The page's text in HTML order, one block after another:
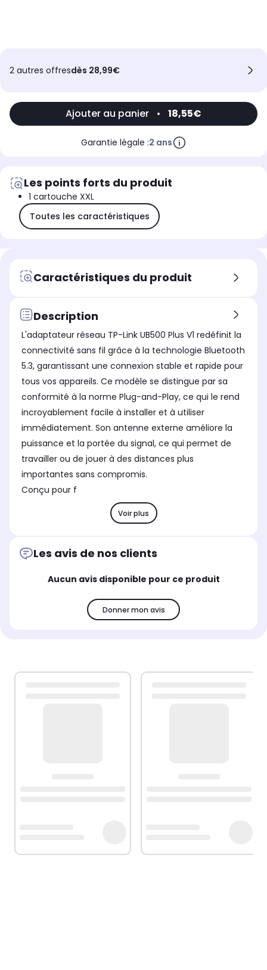
2 autres offresdès 28,99€
Ajouter au panier • 18,55€
Garantie légale :2 ans
Les points forts du produit
1 cartouche XXL
Toutes les caractéristiques
Caractéristiques du produit
Description
L'adaptateur réseau TP-Link UB500 Plus V1 redéfinit la
connectivité sans fil grâce à la technologie Bluetooth
5.3, garantissant une connexion stable et rapide pour
tous vos appareils. Ce modèle se distingue par sa
conformité à la norme Plug-and-Play, ce qui le rend
incroyablement facile à installer et à utiliser
immédiatement. Son antenne externe améliore la
puissance et la portée du signal, ce qui permet de
travailler ou de jouer à des distances plus
importantes sans compromis.
Conçu pour f
Voir plus
Les avis de nos clients
Aucun avis disponible pour ce produit
Donner mon avis